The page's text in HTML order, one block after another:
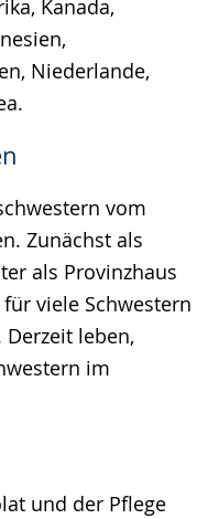
Kanada,
Niederlande,
vom
Zunächst als
als Provinzhaus
viele Schwestern
leben,
im
und der Pflege